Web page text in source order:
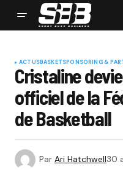
ACTUSBASKETSPONSORING &
Cristaline
officiel de la
de Basketball
Par Ari Hatchwell30